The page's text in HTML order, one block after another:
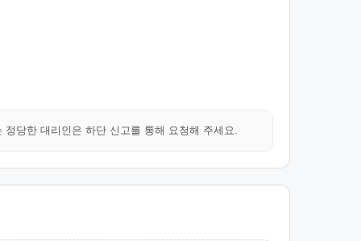
당한 대리인은 하단 신고를 통해 요청해 주세요.